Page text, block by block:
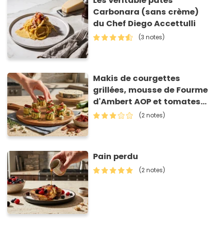
Carbonara (sans crème)
du Chef Diego Accettulli
(3 notes)
Makis de courgettes
grillées, mousse de Fourme
d'Ambert AOP et tomates
séchées
(2 notes)
Pain perdu
(2 notes)